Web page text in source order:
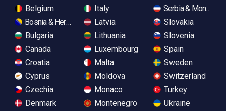
Belgium
Bosnia & Herzegovina
Bulgaria
Canada
Croatia
Cyprus
Czechia
Denmark
Italy
Latvia
Lithuania
Luxembourg
Malta
Moldova
Monaco
Montenegro
Serbia &
Slovakia
Slovenia
Spain
Sweden
Switzerland
Turkey
Ukraine